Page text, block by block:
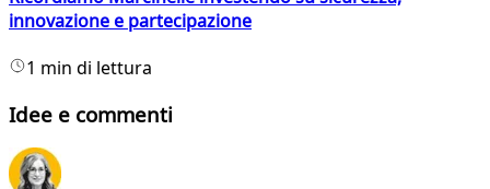
innovazione e partecipazione
1 min di lettura
Idee e commenti